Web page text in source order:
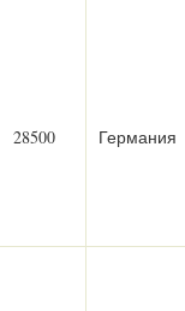
28500 Германия